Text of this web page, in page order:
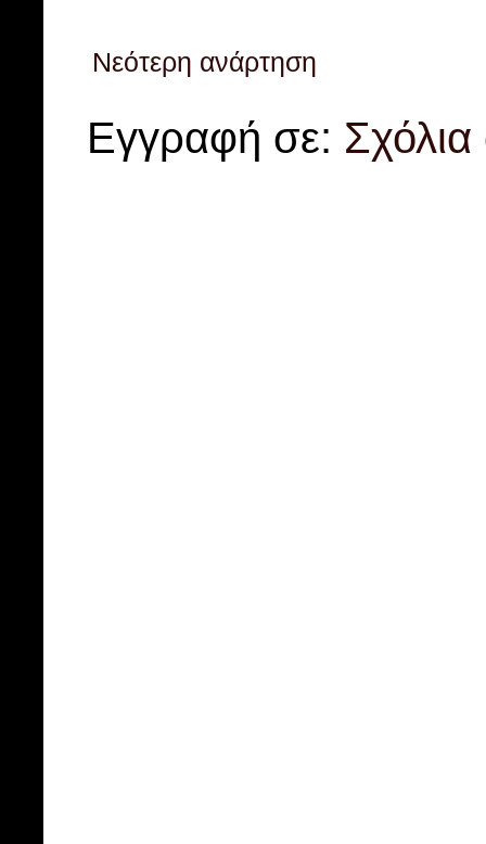
Νεότερη ανάρτηση
Εγγραφή σε: